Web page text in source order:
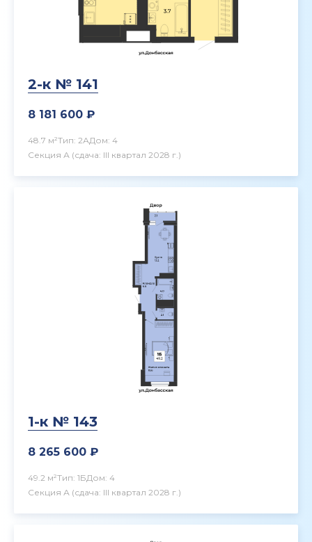
2-к № 141
8 181 600 ₽
48.7 м²Тип: 2АДом: 4
Секция А (сдача: III квартал 2028 г.)
1-к № 143
8 265 600 ₽
49.2 м²Тип: 1БДом: 4
Секция А (сдача: III квартал 2028 г.)